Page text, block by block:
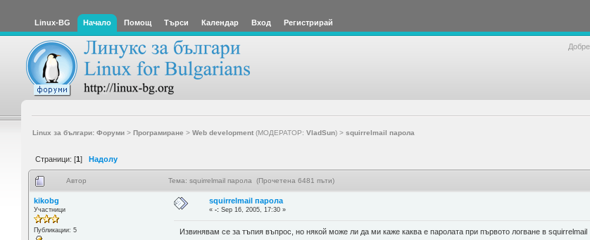
Linux-BG Начало Помощ Търси Календар Вход Регистрирай
Linux за българи: Форуми> Програмиране > Web development(МОДЕРАТОР: VladSun) > squirrelmail парола
Страници: [1] Надолу
Автор Тема: squirrelmail парола (Прочетена 6481 пъти)
kikobg
Участници
Публикации: 5
squirrelmail парола
«-: Sep 16, 2005, 17:30 »
Извинявам се за тъпия въпрос, но някой може ли да ми каже каква е паролата при първото логване в squirrelmail